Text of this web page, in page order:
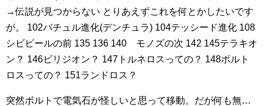
→伝説が見つからない とりあえずこれを何とかしたいです
が。
102バチュル進化(デンチュラ) 104テッシード進化 108
シビビールの前 135 136 140 モノズの次 142 145テラキオ
ン？ 146ビリジオン？ 147トルネロスっての？ 148ボルト
ロスっての？ 151ランドロス？
突然ボルトで電気石が怪しいと思って移動。だが何も無…